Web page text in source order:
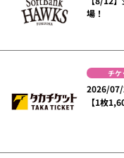
場！
チケ
2026/
【1枚